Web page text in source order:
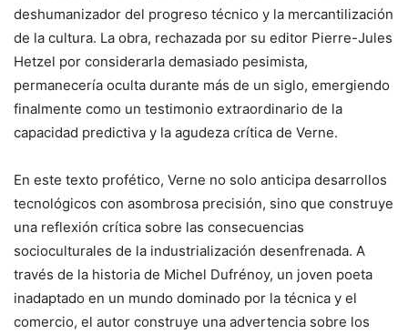
deshumanizador del progreso técnico y la mercantilización
de la cultura. La obra, rechazada por su editor Pierre-Jules
Hetzel por considerarla demasiado pesimista,
permanecería oculta durante más de un siglo, emergiendo
finalmente como un testimonio extraordinario de la
capacidad predictiva y la agudeza crítica de Verne.
En este texto profético, Verne no solo anticipa desarrollos
tecnológicos con asombrosa precisión, sino que construye
una reflexión crítica sobre las consecuencias
socioculturales de la industrialización desenfrenada. A
través de la historia de Michel Dufrénoy, un joven poeta
inadaptado en un mundo dominado por la técnica y el
comercio, el autor construye una advertencia sobre los